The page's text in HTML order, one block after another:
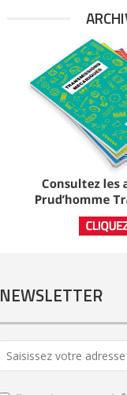
NEWSLETTER
Email *